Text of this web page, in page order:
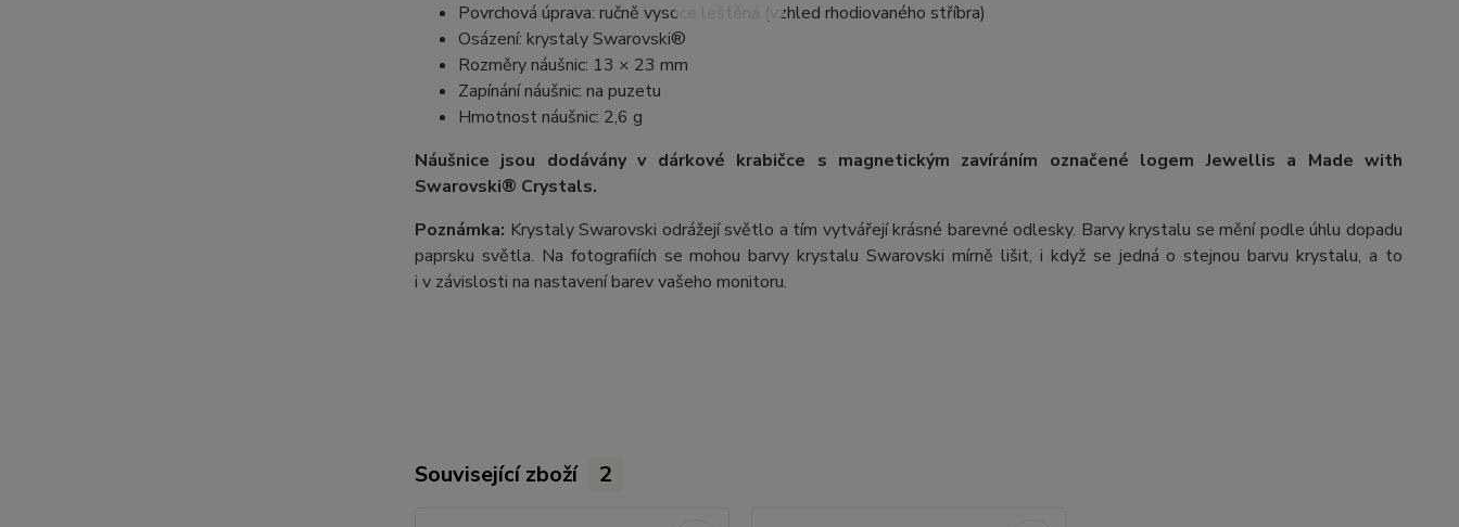
Povrchová úprava: ručně vysoce leštěná (vzhled rhodiovaného stříbra)
Osázení: krystaly Swarovski®
Rozměry náušnic: 13 × 23 mm
Zapínání náušnic: na puzetu
Hmotnost náušnic: 2,6 g
Náušnice jsou dodávány v dárkové krabičce s magnetickým zavíráním označené logem Jewellis a Made with
Swarovski® Crystals.
Poznámka: Krystaly Swarovski odrážejí světlo a tím vytvářejí krásné barevné odlesky. Barvy krystalu se mění podle úhlu dopadu
paprsku světla. Na fotografiích se mohou barvy krystalu Swarovski mírně lišit, i když se jedná o stejnou barvu krystalu, a to
i v závislosti na nastavení barev vašeho monitoru.
Související zboží 2